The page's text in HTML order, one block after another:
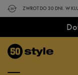
ZWROT DO 30 DNI. W